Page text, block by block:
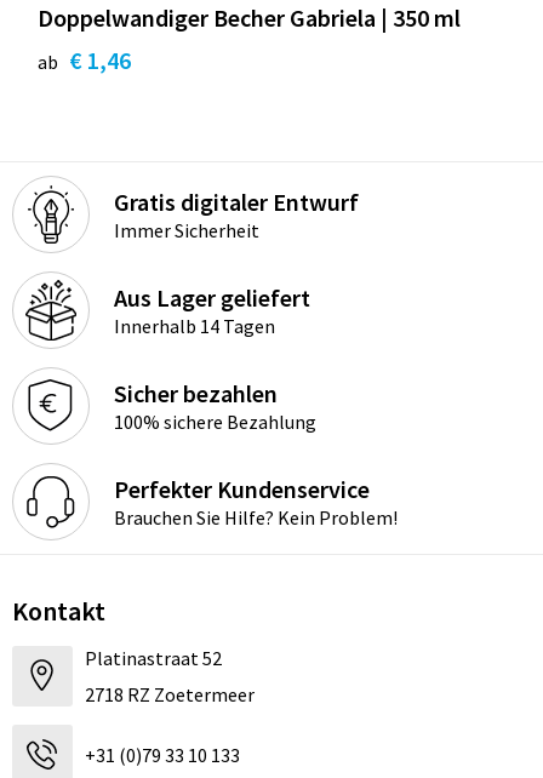
Doppelwandiger Becher Gabriela | 350 ml
ab € 1,46
Gratis digitaler Entwurf
Immer Sicherheit
Aus Lager geliefert
Innerhalb 14 Tagen
Sicher bezahlen
100% sichere Bezahlung
Perfekter Kundenservice
Brauchen Sie Hilfe? Kein Problem!
Kontakt
Platinastraat 52
2718 RZ Zoetermeer
+31 (0)79 33 10 133